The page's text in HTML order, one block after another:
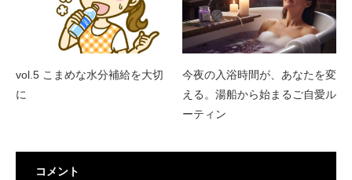
vol.5 こまめな水分補給を大切
に
今夜の入浴時間が、あなたを変
える。湯船から始まるご自愛ル
ーティン
コメント